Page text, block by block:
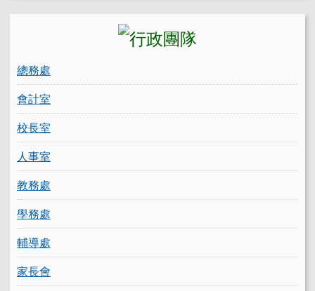
總務處
會計室
校長室
人事室
教務處
學務處
輔導處
家長會